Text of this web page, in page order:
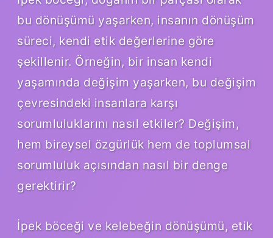
bu dönüşümü yaşarken, insanın dönüşüm
süreci, kendi etik değerlerine göre
şekillenir. Örneğin, bir insan kendi
yaşamında değişim yaşarken, bu değişim
çevresindeki insanlara karşı
sorumluluklarını nasıl etkiler? Değişim,
hem bireysel özgürlük hem de toplumsal
sorumluluk açısından nasıl bir denge
gerektirir?
İpek böceği ve kelebeğin dönüşümü, etik